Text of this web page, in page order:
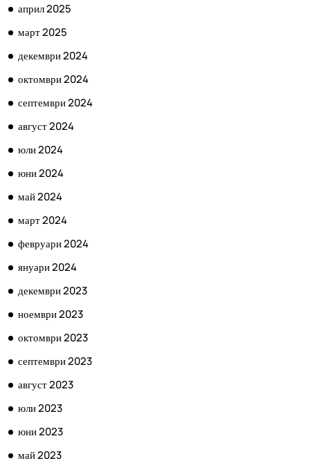
април 2025
март 2025
декември 2024
октомври 2024
септември 2024
август 2024
юли 2024
юни 2024
май 2024
март 2024
февруари 2024
януари 2024
декември 2023
ноември 2023
октомври 2023
септември 2023
август 2023
юли 2023
юни 2023
май 2023